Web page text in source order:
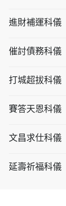
進財補運科儀
催討債務科儀
打城超拔科儀
賽答天恩科儀
文昌求仕科儀
延壽祈福科儀